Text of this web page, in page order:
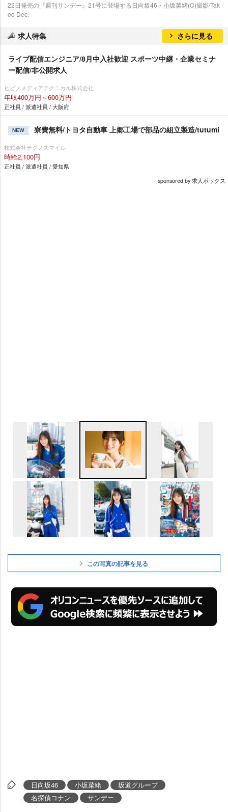
22日発売の『週刊サンデー』21号に登場する日向坂46・小坂菜緒(C)撮影/Tak
eo Dec.
求人特集 さらに見る
ライブ配信エンジニア/8月中入社歓迎 スポーツ中継・企業セミナ
ー配信/非公開求人
ヒビノメディアテクニカル株式会社
年収400万円～600万円
正社員 / 派遣社員 / 大阪府
NEW 寮費無料/トヨタ自動車 上郷工場で部品の組立製造/tutumi
株式会社テクノスマイル
時給2,100円
正社員 / 派遣社員 / 愛知県
sponsored by 求人ボックス
この写真の記事を見る
日向坂46 小坂菜緒
坂道グループ
名探偵コナン
サンデー